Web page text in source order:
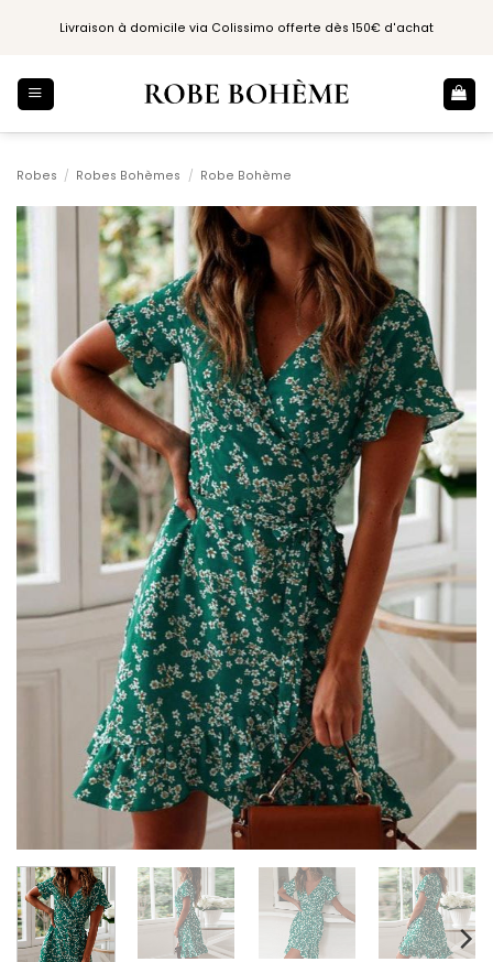
Livraison à domicile via Colissimo offerte dès 150€ d'achat
Robes / Robes Bohèmes / Robe Bohème